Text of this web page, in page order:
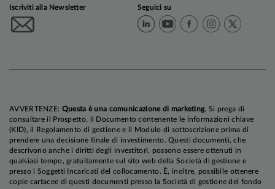
Iscriviti alla Newsletter Seguici su
AVVERTENZE: Questa è una comunicazione di marketing. Si prega di
consultare il Prospetto, il Documento contenente le informazioni chiave
(KID), il Regolamento di gestione e il Modulo di sottoscrizione prima di
prendere una decisione finale di investimento. Questi documenti, che
descrivono anche i diritti degli investitori, possono essere ottenuti in
qualsiasi tempo, gratuitamente sul sito web della Società di gestione e
presso i Soggetti Incaricati del collocamento. È, inoltre, possibile ottenere
copie cartacee di questi documenti presso la Società di gestione del fondo